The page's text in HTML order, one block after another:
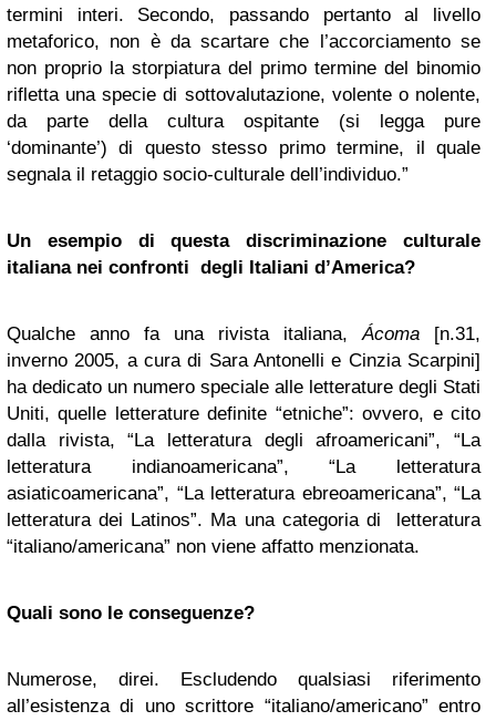
termini interi. Secondo, passando pertanto al livello
metaforico, non è da scartare che l’accorciamento se
non proprio la storpiatura del primo termine del binomio
rifletta una specie di sottovalutazione, volente o nolente,
da parte della cultura ospitante (si legga pure
‘dominante’) di questo stesso primo termine, il quale
segnala il retaggio socio-culturale dell’individuo.”
Un esempio di questa discriminazione culturale
italiana nei confronti degli Italiani d’America?
Qualche anno fa una rivista italiana,Ácoma [n.31,
inverno 2005, a cura di Sara Antonelli e Cinzia Scarpini]
ha dedicato un numero speciale alle letterature degli Stati
Uniti, quelle letterature definite “etniche”: ovvero, e cito
dalla rivista, “La letteratura degli afroamericani”, “La
letteratura indianoamericana”, “La letteratura
asiaticoamericana”, “La letteratura ebreoamericana”, “La
letteratura dei Latinos”. Ma una categoria di letteratura
“italiano/americana” non viene affatto menzionata.
Quali sono le conseguenze?
Numerose, direi. Escludendo qualsiasi riferimento
all’esistenza di uno scrittore “italiano/americano” entro